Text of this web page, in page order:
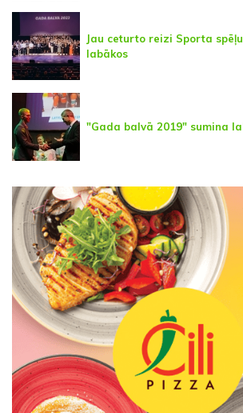
Jau ceturto reizi Sporta
labākos
"Gada balvā 2019" sumina